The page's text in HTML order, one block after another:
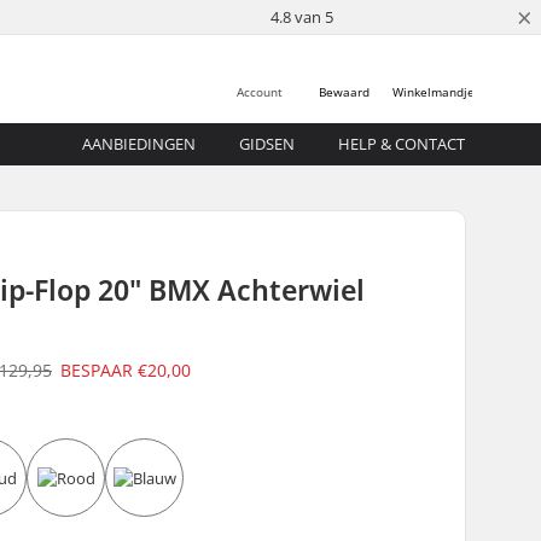
4.8 van 5 ×
Winkelmandje
Bewaard
Account
AANBIEDINGEN GIDSEN HELP & CONTACT
Flop 20" BMX Achterwiel
BESPAAR€20,00